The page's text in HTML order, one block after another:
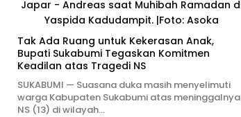
Tak Ada Ruang untuk Kekerasan Anak,
Bupati Sukabumi Tegaskan Komitmen
Keadilan atas Tragedi NS
SUKABUMI — Suasana duka masih menyelimuti
warga Kabupaten Sukabumi atas meninggalnya
NS (13) di wilayah…